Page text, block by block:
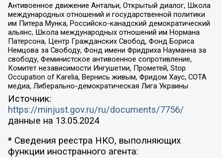
Антивоенное движение Антальи, Открытый диалог, Школа
международных отношений и государственной политики
им Питера Мунка, Российско-канадский демократический
альянс, Школа международных отношений им Нормана
Патерсона, Центр Гражданских Свобод, Фонд Бориса
Немцова за Свободу, Фонд имени Фридриха Науманна за
свободу, Феминистское антивоенное сопротивление,
Комитет независимости Ингушетии, Прометей, Stop
Occupation of Karelia, Вернись живым, Фридом Хаус, СОТА
медиа, Либерально-демократическая Лига Украины
Источник:
https://minjust.gov.ru/ru/documents/7756/
данные на 13.05.2024
* Сведения реестра НКО, выполняющих
функции иностранного агента: